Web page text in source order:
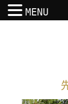
MENU